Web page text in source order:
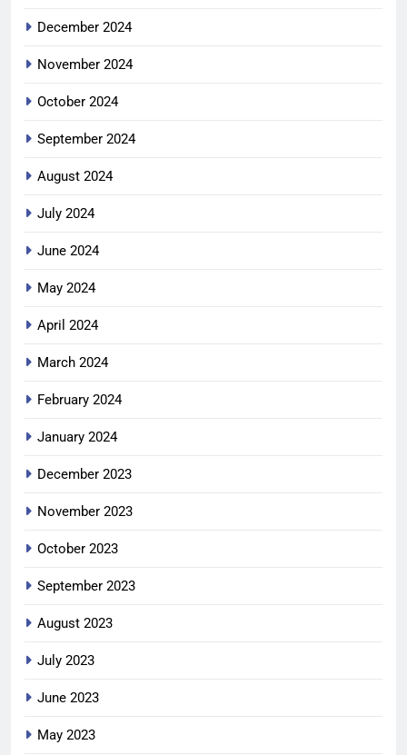
December 2024
November 2024
October 2024
September 2024
August 2024
July 2024
June 2024
May 2024
April 2024
March 2024
February 2024
January 2024
December 2023
November 2023
October 2023
September 2023
August 2023
July 2023
June 2023
May 2023